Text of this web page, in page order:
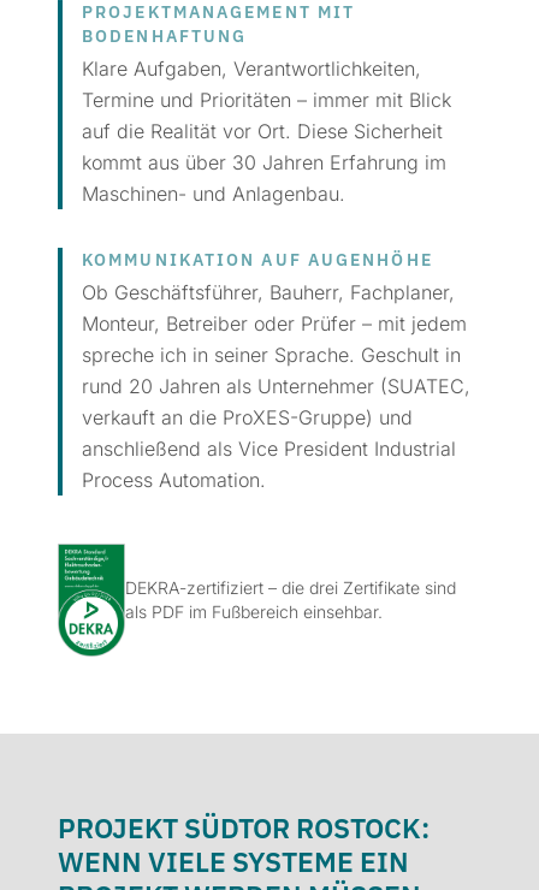
PROJEKT­MANAGEMENT MIT
BODENHAFTUNG
Klare Aufgaben, Verantwortlichkeiten,
Termine und Prioritäten – immer mit Blick
auf die Realität vor Ort. Diese Sicherheit
kommt aus über 30 Jahren Erfahrung im
Maschinen- und Anlagenbau.
KOMMUNIKATION AUF AUGENHÖHE
Ob Geschäftsführer, Bauherr, Fachplaner,
Monteur, Betreiber oder Prüfer – mit jedem
spreche ich in seiner Sprache. Geschult in
rund 20 Jahren als Unternehmer (SUATEC,
verkauft an die ProXES-Gruppe) und
anschließend als Vice President Industrial
Process Automation.
DEKRA-zertifiziert – die drei Zertifikate sind
als PDF im Fußbereich einsehbar.
PROJEKT SÜDTOR ROSTOCK:
WENN VIELE SYSTEME EIN